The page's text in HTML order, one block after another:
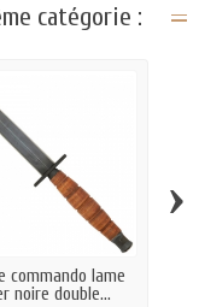
catégorie :
commando lame
noire double...
›